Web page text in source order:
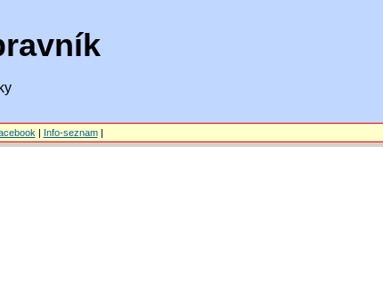
| Info-seznam|